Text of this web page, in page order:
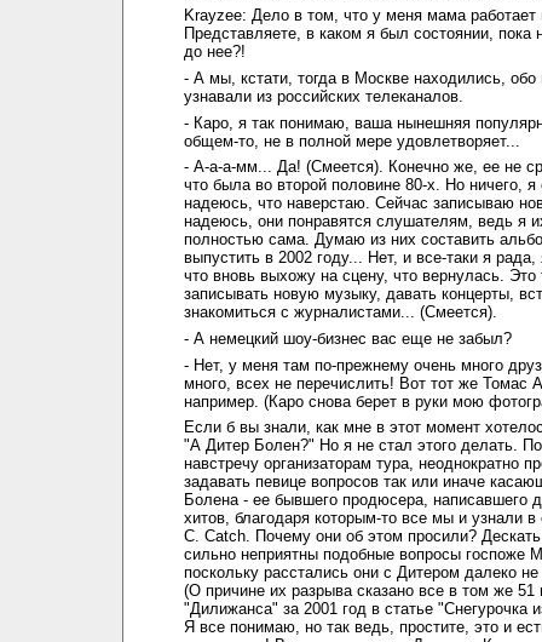
Krayzee: Дело в том, что у меня мама работает
Представляете, в каком я был состоянии, пока
до нее?!
- А мы, кстати, тогда в Москве находились, обо
узнавали из российских телеканалов.
- Каро, я так понимаю, ваша нынешняя
общем-то, не в полной мере удовлетворяет...
- А-а-а-мм... Да! (Смеется). Конечно же, ее не
что была во второй половине 80-х. Но ничего, я
надеюсь, что наверстаю. Сейчас записываю
надеюсь, они понравятся слушателям, ведь я
полностью сама. Думаю из них составить
выпустить в 2002 году... Нет, и все-таки я
что вновь выхожу на сцену, что вернулась. Это
записывать новую музыку, давать концерты,
знакомиться с журналистами... (Смеется).
- А немецкий шоу-бизнес вас еще не забыл?
- Нет, у меня там по-прежнему очень много
много, всех не перечислить! Вот тот же Томас
например. (Каро снова берет в руки мою
Если б вы знали, как мне в этот момент
"А Дитер Болен?" Но я не стал этого делать.
навстречу организаторам тура, неоднократно
задавать певице вопросов так или иначе
Болена - ее бывшего продюсера, написавшего
хитов, благодаря которым-то все мы и узнали
C. Catch. Почему они об этом просили?
сильно неприятны подобные вопросы госпоже
поскольку расстались они с Дитером далеко
(О причине их разрыва сказано все в том же 51
"Дилижанса" за 2001 год в статье "Снегурочка
Я все понимаю, но так ведь, простите, это и